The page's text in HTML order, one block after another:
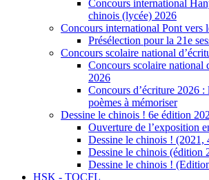
Concours international
chinois (lycée) 2026
Concours international Pont vers
Présélection pour la 21e
Concours scolaire national
Concours scolaire national
2026
Concours d’écriture 2026 :
poèmes à mémoriser
Dessine le chinois ! 6e édition
Ouverture de l’exposition
Dessine le chinois ! (2021,
Dessine le chinois (édition
Dessine le chinois !
HSK - TOCFL